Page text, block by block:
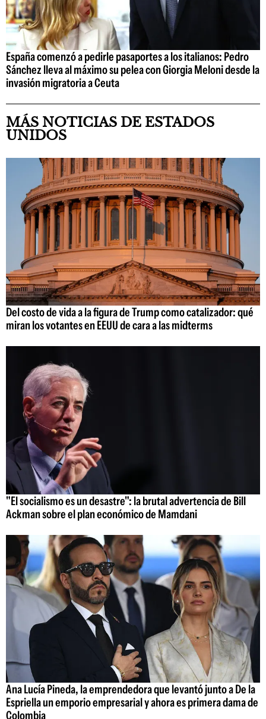
España comenzó a pedirle pasaportes a los italianos: Pedro
Sánchez lleva al máximo su pelea con Giorgia Meloni desde la
invasión migratoria a Ceuta
MÁS NOTICIAS DE ESTADOS
UNIDOS
Del costo de vida a la figura de Trump como catalizador: qué
miran los votantes en EEUU de cara a las midterms
"El socialismo es un desastre": la brutal advertencia de Bill
Ackman sobre el plan económico de Mamdani
Ana Lucía Pineda, la emprendedora que levantó junto a De la
Espriella un emporio empresarial y ahora es primera dama de
Colombia